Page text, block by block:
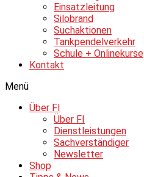
Einsatzleitung
Silobrand
Suchaktionen
Tankpendelverkehr
Schule + Onlinekurse
Kontakt
Menü
Über FI
Über FI
Dienstleistungen
Sachverständiger
Newsletter
Shop